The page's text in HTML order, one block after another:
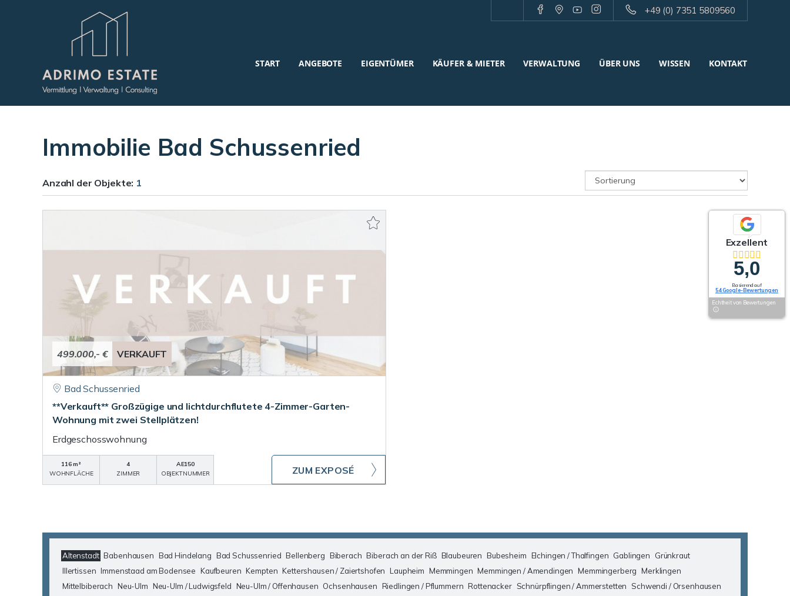
+49 (0) 7351 5809560
START ANGEBOTE EIGENTÜMER KÄUFER & MIETER VERWALTUNG ÜBER UNS WISSEN KONTAKT
Immobilie Bad Schussenried
Anzahl der Objekte: 1
499.000,- € VERKAUFT
Bad Schussenried
**Verkauft** Großzügige und lichtdurchflutete 4-Zimmer-Garten-
Wohnung mit zwei Stellplätzen!
Erdgeschosswohnung
116 m²
WOHNFLÄCHE
4
ZIMMER
AE150
OBJEKTNUMMER
ZUM EXPOSÉ
Altenstadt Babenhausen Bad Hindelang Bad Schussenried Bellenberg Biberach Biberach an der Riß Blaubeuren Bubesheim Elchingen / Thalfingen Gablingen
Grünkraut
Illertissen Immenstaad am Bodensee Kaufbeuren Kempten Kettershausen / Zaiertshofen Laupheim Memmingen Memmingen / Amendingen Memmingerberg Merklingen
Mittelbiberach Neu-Ulm Neu-Ulm / Ludwigsfeld Neu-Ulm / Offenhausen Ochsenhausen Riedlingen / Pflummern Rottenacker Schnürpflingen / Ammerstetten
Schwendi / Orsenhausen
Exzellent
5,0
Basierend auf
54 Google-Bewertungen
Echtheit von Bewertungen